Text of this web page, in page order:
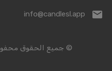
info@candlesl.app
© جميع الحقوق